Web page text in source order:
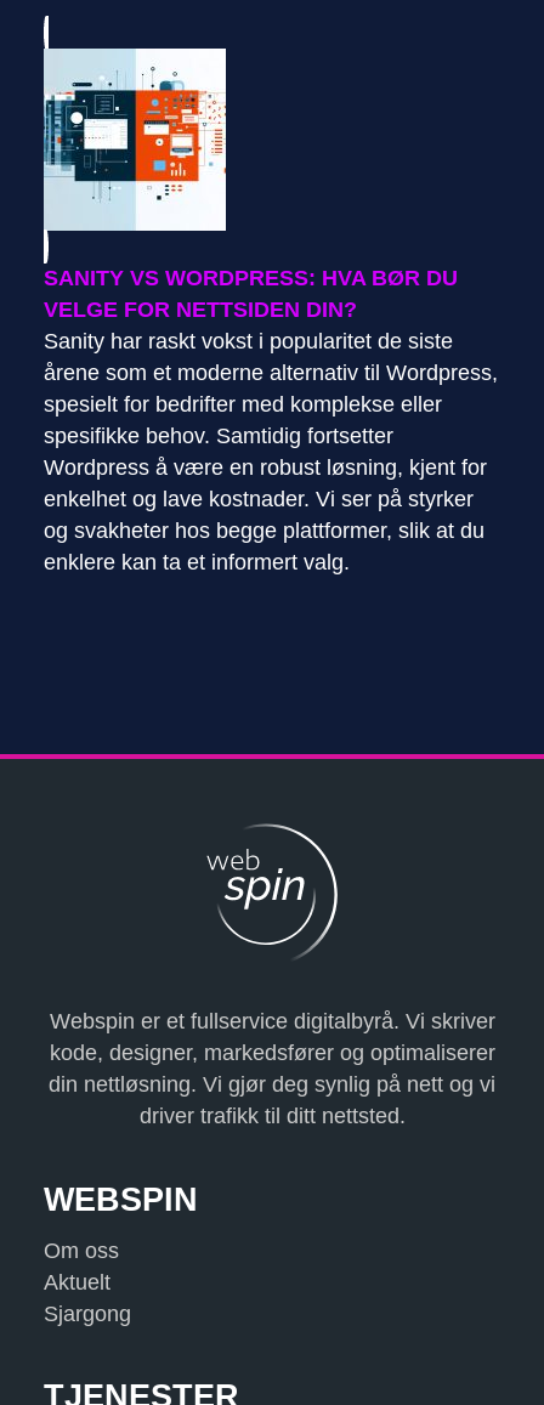
SANITY VS WORDPRESS: HVA BØR DU
VELGE FOR NETTSIDEN DIN?
Sanity har raskt vokst i popularitet de siste
årene som et moderne alternativ til Wordpress,
spesielt for bedrifter med komplekse eller
spesifikke behov. Samtidig fortsetter
Wordpress å være en robust løsning, kjent for
enkelhet og lave kostnader. Vi ser på styrker
og svakheter hos begge plattformer, slik at du
enklere kan ta et informert valg.
Webspin er et fullservice digitalbyrå. Vi skriver
kode, designer, markedsfører og optimaliserer
din nettløsning. Vi gjør deg synlig på nett og vi
driver trafikk til ditt nettsted.
WEBSPIN
Om oss
Aktuelt
Sjargong
TJENESTER